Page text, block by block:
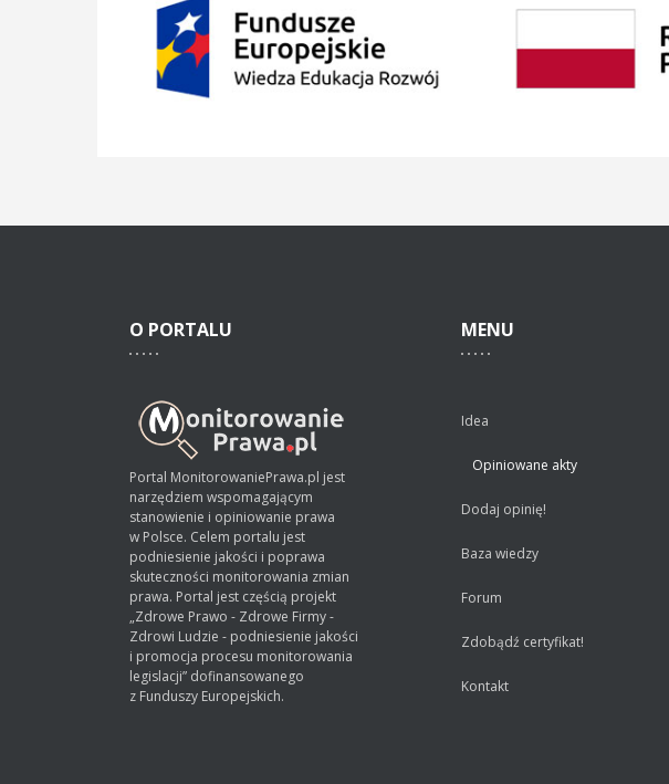
O PORTALU
Portal MonitorowaniePrawa.pl jest
narzędziem wspomagającym
stanowienie i opiniowanie prawa
w Polsce. Celem portalu jest
podniesienie jakości i poprawa
skuteczności monitorowania zmian
prawa. Portal jest częścią projekt
„Zdrowe Prawo - Zdrowe Firmy -
Zdrowi Ludzie - podniesienie jakości
i promocja procesu monitorowania
legislacji” dofinansowanego
z Funduszy Europejskich.
MENU
Idea
Opiniowane akty
Dodaj opinię!
Baza wiedzy
Forum
Zdobądź certyfikat!
Kontakt